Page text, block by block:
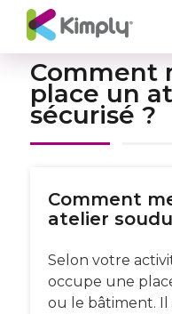
Comment
place un
sécurisé ?
Comment
atelier
Selon votre
occupe une
ou le bâtiment. Il